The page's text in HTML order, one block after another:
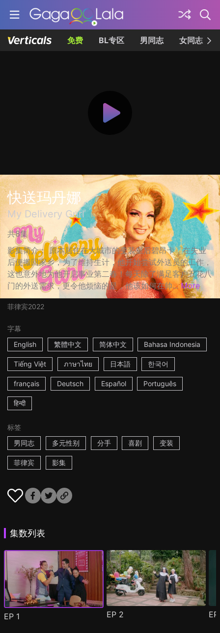
免费 BL专区 男同志 女同志
快送玛丹娜
My Delivery Gurl
共8集
影集简介： 原本居住在大城市的变装皇后碧昂卡，在失业
后便搬回家乡，为了维持生计，他开始尝试外送员的工作，
这也意外地为他开启事业第二春！每天除了满足客户五花八
门的外送需求，更令他烦恼的是，他该如何在帅... More
菲律宾2022
字幕
English
繁體中文 简体中文 Bahasa Indonesia
Tiếng Việt ภาษาไทย 日本語 한국어
français Deutsch Español Português
हिन्दी
标签
男同志
多元性别 分手 喜剧 变装
菲律宾 影集
集数列表
EP 1 EP 2